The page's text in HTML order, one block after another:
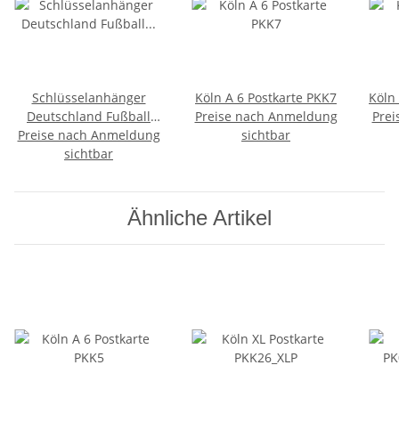
Schlüsselanhänger
Deutschland Fußball
Germany Metall Silber
Preise nach Anmeldung
sichtbar
Köln A 6 Postkarte PKK7
Preise nach Anmeldung
sichtbar
Köln
Ähnliche Artikel